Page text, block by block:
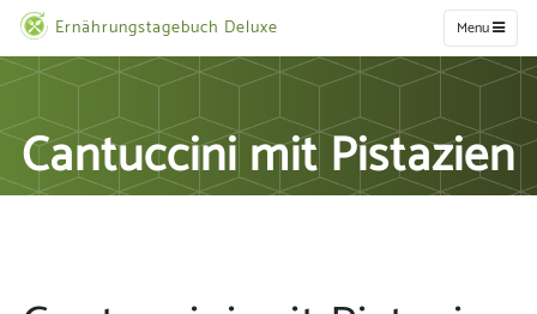
Ernährungstagebuch Deluxe Menu
Cantuccini mit Pistazien